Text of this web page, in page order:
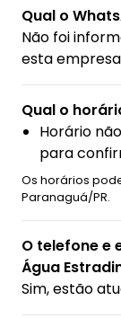
Qual o
Não foi
esta
Qual o
Horário
para
Os horários
Paranaguá/PR.
O telefone e
Água
Sim, estão